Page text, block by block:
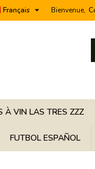
Bienvenue,
Français 
À VIN LAS TRES ZZZ
FUTBOL ESPAÑOL